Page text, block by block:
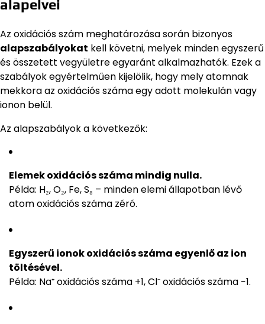
alapelvei
Az oxidációs szám meghatározása során bizonyos
alapszabályokat kell követni, melyek minden egyszerű
és összetett vegyületre egyaránt alkalmazhatók. Ezek a
szabályok egyértelműen kijelölik, hogy mely atomnak
mekkora az oxidációs száma egy adott molekulán vagy
ionon belül.
Az alapszabályok a következők:
Elemek oxidációs száma mindig nulla.
Példa: H₂, O₂, Fe, S₈ – minden elemi állapotban lévő
atom oxidációs száma zéró.
Egyszerű ionok oxidációs száma egyenlő az ion
töltésével.
Példa: Na⁺ oxidációs száma +1, Cl⁻ oxidációs száma −1.